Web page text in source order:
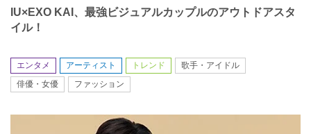
IU×EXO KAI、最強ビジュアルカップルのアウトドアスタ
イル！
エンタメ アーティスト トレンド
歌手・アイドル
俳優・女優
ファッション